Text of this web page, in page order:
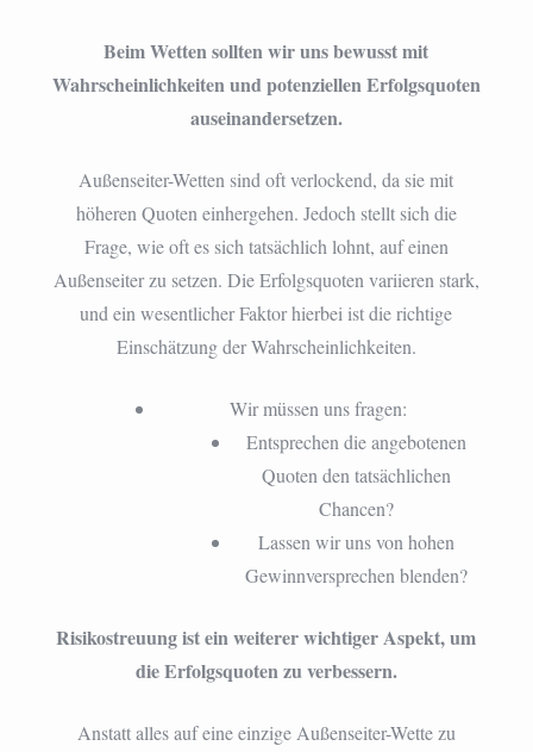
Beim Wetten sollten wir uns bewusst mit
Wahrscheinlichkeiten und potenziellen Erfolgsquoten
auseinandersetzen.
Außenseiter-Wetten sind oft verlockend, da sie mit
höheren Quoten einhergehen. Jedoch stellt sich die
Frage, wie oft es sich tatsächlich lohnt, auf einen
Außenseiter zu setzen. Die Erfolgsquoten variieren stark,
und ein wesentlicher Faktor hierbei ist die richtige
Einschätzung der Wahrscheinlichkeiten.
Wir müssen uns fragen:
Entsprechen die angebotenen
Quoten den tatsächlichen
Chancen?
Lassen wir uns von hohen
Gewinnversprechen blenden?
Risikostreuung ist ein weiterer wichtiger Aspekt, um
die Erfolgsquoten zu verbessern.
Anstatt alles auf eine einzige Außenseiter-Wette zu